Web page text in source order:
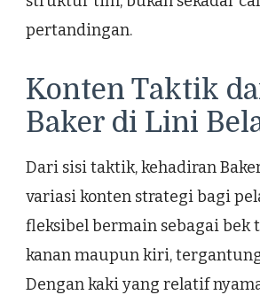
pertandingan.
Konten Taktik
Baker di Lini
Dari sisi taktik, kehadiran
variasi konten strategi bagi
fleksibel bermain sebagai bek
kanan maupun kiri,
Dengan kaki yang relatif